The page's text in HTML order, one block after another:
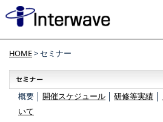
HOME> セミナー
概要 │ 開催スケジュール 研修等実績
いて